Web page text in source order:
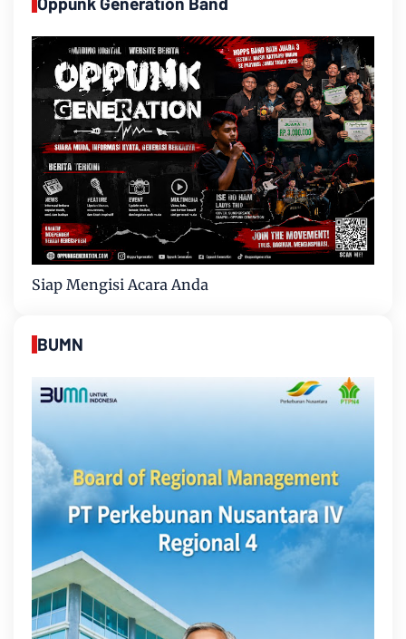
Siap Mengisi Acara Anda
BUMN